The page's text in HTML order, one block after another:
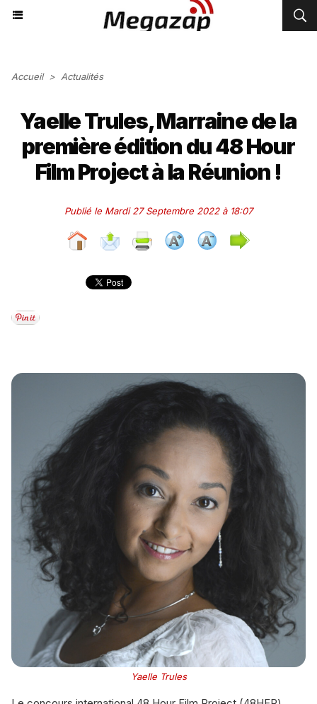
Accueil > Actualités
Yaelle Trules, Marraine de la
première édition du 48 Hour
Film Project à la Réunion !
Publié le Mardi 27 Septembre 2022 à 18:07
Yaelle Trules